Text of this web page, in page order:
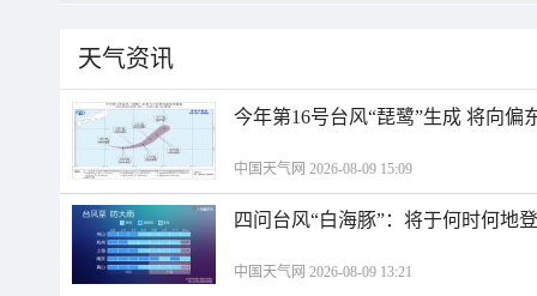
天气资讯
今年第16号台风“琵鹭”生成 将向偏
中国天气网 2026-08-09 15:09
四问台风“白海豚”：将于何时何地
中国天气网 2026-08-09 13:21